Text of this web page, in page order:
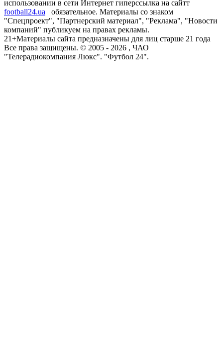
использовании в сети Интернет гиперссылка на сайтт
football24.ua
обязательное. Материалы со знаком
"Спецпроект", "Партнерский материал", "Реклама", "Новости
компаний" публикуем на правах рекламы.
21+Материалы сайта предназначены для лиц старше 21 года
Все права защищены. © 2005 - 2026 , ЧАО
"Телерадиокомпания Люкс". "Футбол 24".